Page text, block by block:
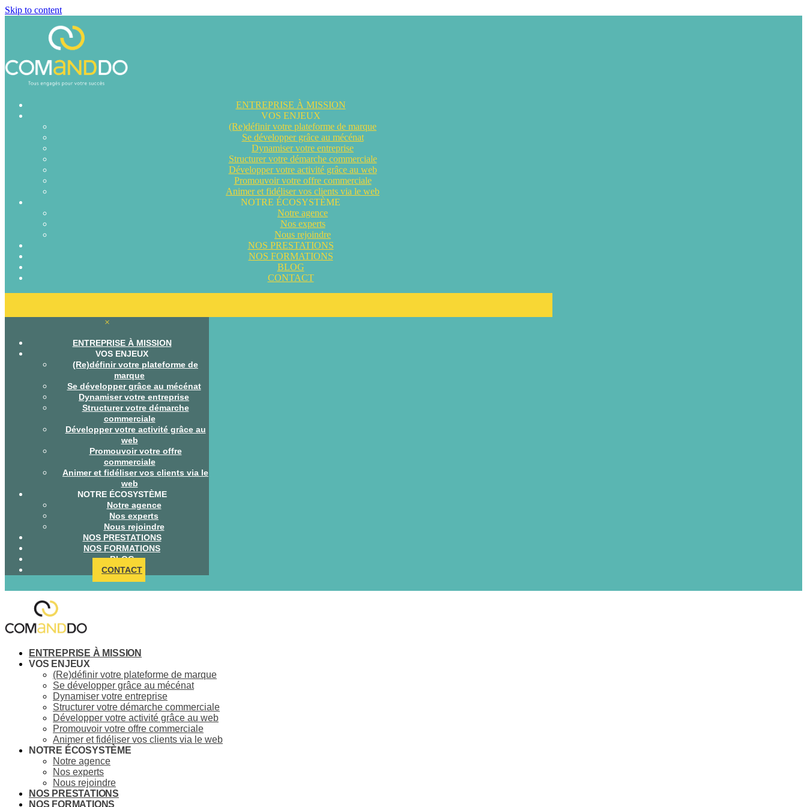
Skip to content
ENTREPRISE À MISSION
VOS ENJEUX
(Re)définir votre plateforme de marque
Se développer grâce au mécénat
Dynamiser votre entreprise
Structurer votre démarche commerciale
Développer votre activité grâce au web
Promouvoir votre offre commerciale
Animer et fidéliser vos clients via le web
NOTRE ÉCOSYSTÈME
Notre agence
Nos experts
Nous rejoindre
NOS PRESTATIONS
NOS FORMATIONS
BLOG
CONTACT
×
ENTREPRISE À MISSION
VOS ENJEUX
(Re)définir votre plateforme de
marque
Se développer grâce au mécénat
Dynamiser votre entreprise
Structurer votre démarche
commerciale
Développer votre activité grâce au
web
Promouvoir votre offre
commerciale
Animer et fidéliser vos clients via le
web
NOTRE ÉCOSYSTÈME
Notre agence
Nos experts
Nous rejoindre
NOS PRESTATIONS
NOS FORMATIONS
BLOG
CONTACT
ENTREPRISE À MISSION
VOS ENJEUX
(Re)définir votre plateforme de marque
Se développer grâce au mécénat
Dynamiser votre entreprise
Structurer votre démarche commerciale
Développer votre activité grâce au web
Promouvoir votre offre commerciale
Animer et fidéliser vos clients via le web
NOTRE ÉCOSYSTÈME
Notre agence
Nos experts
Nous rejoindre
NOS PRESTATIONS
NOS FORMATIONS